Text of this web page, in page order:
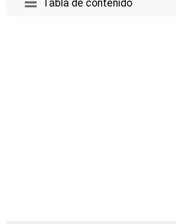
Tabla de contenido